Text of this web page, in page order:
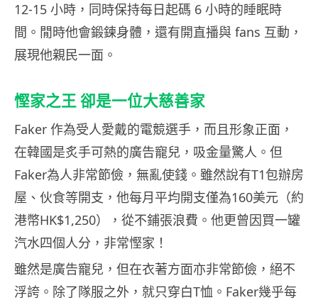
12-15 小時，同時保持每日起碼 6 小時的睡眠時
間。閒時他會鍛鍊身體，還有開直播與 fans 互動，
展現他親民一面。
慳家之王 卻是一位大慈善家
Faker 作為受人愛戴的電競選手，而且形象正面，
在韓國是炙手可熱的廣告寵兒，吸金量驚人。但
Faker為人非常節儉，無亂使錢。雖然說有T1包辦房
屋、伙食等開支，他每月平均開支僅為160美元（約
港幣HK$1,250），從不鋪張浪費。他更曾因買一罐
汽水四個人分，非常慳家！
雖然是廣告寵兒，但在衣著方面亦非常節儉，絕不
浮誇。除了隊服之外，就只穿白T恤。Faker幾乎每